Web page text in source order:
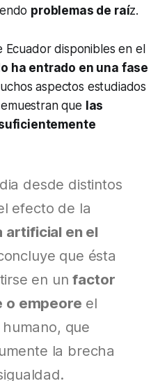
problemas de raíz.
disponibles en el
ha entrado en una fase
aspectos estudiados
que las
desde distintos
efecto de la
artificial en el
que ésta
en unfactor
o empeore el
que
la brecha